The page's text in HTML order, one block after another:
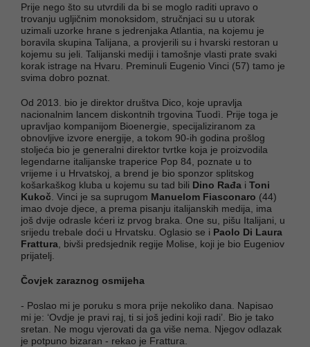
Prije nego što su utvrdili da bi se moglo raditi upravo o
trovanju ugljičnim monoksidom, stručnjaci su u utorak
uzimali uzorke hrane s jedrenjaka Atlantia, na kojemu je
boravila skupina Talijana, a provjerili su i hvarski restoran u
kojemu su jeli. Talijanski mediji i tamošnje vlasti prate svaki
korak istrage na Hvaru. Preminuli Eugenio Vinci (57) tamo je
svima dobro poznat.
Od 2013. bio je direktor društva Dico, koje upravlja
nacionalnim lancem diskontnih trgovina Tuodì. Prije toga je
upravljao kompanijom Bioenergie, specijaliziranom za
obnovljive izvore energije, a tokom 90-ih godina prošlog
stoljeća bio je generalni direktor tvrtke koja je proizvodila
legendarne italijanske traperice Pop 84, poznate u to
vrijeme i u Hrvatskoj, a brend je bio sponzor splitskog
košarkaškog kluba u kojemu su tad bili Dino Rađa i Toni
Kukoč . Vinci je sa suprugom Manuelom Fiasconaro (44)
imao dvoje djece, a prema pisanju italijanskih medija, ima
još dvije odrasle kćeri iz prvog braka. One su, pišu Italijani, u
srijedu trebale doći u Hrvatsku. Oglasio se i Paolo Di Laura
Frattura , bivši predsjednik regije Molise, koji je bio Eugeniov
prijatelj.
Čovjek zaraznog osmijeha
- Poslao mi je poruku s mora prije nekoliko dana. Napisao
mi je: ‘Ovdje je pravi raj, ti si još jedini koji radi’. Bio je tako
sretan. Ne mogu vjerovati da ga više nema. Njegov odlazak
je potpuno bizaran - rekao je Frattura.